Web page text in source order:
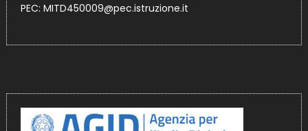
PEC: MITD450009@pec.istruzione.it